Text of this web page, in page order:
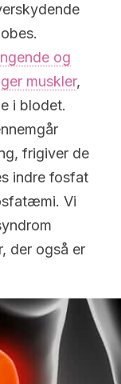
og
muskler,
i blodet.
frigiver de
indre fosfat
Vi
der også er